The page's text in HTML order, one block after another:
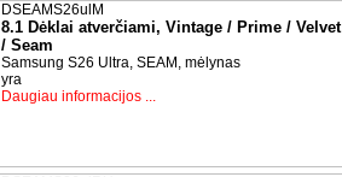
DSEAMS26ulM
8.1 Dėklai atverčiami, Vintage / Prime / Velvet
/ Seam
Samsung S26 Ultra, SEAM, mėlynas
yra
Daugiau informacijos ...